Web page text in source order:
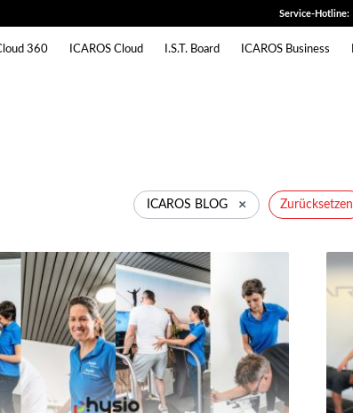
Service-Hotline:
360 ICAROS Cloud I.S.T. Board ICAROS Business
ICAROS BLOG × Zurücksetzen